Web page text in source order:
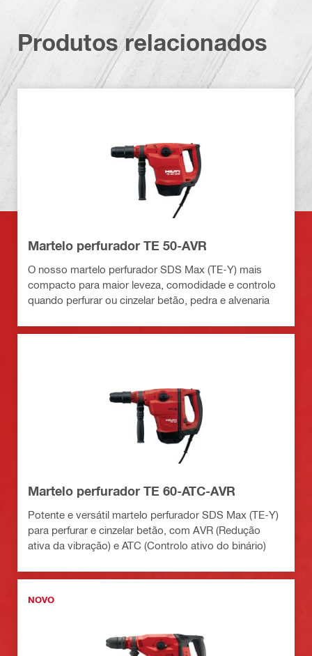
Produtos relacionados
Martelo perfurador TE 50-AVR
O nosso martelo perfurador SDS Max (TE-Y) mais
compacto para maior leveza, comodidade e controlo
quando perfurar ou cinzelar betão, pedra e alvenaria
Martelo perfurador TE 60-ATC-AVR
Potente e versátil martelo perfurador SDS Max (TE-Y)
para perfurar e cinzelar betão, com AVR (Redução
ativa da vibração) e ATC (Controlo ativo do binário)
NOVO